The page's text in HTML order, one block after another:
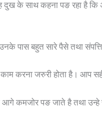
दुख के साथ कहना पङ रहा है कि
पास बहुत सारे पैसे तथा संपत्ति
काम करना जरुरी होता है। आप
कमजोर पङ जाते है तथा उन्हे